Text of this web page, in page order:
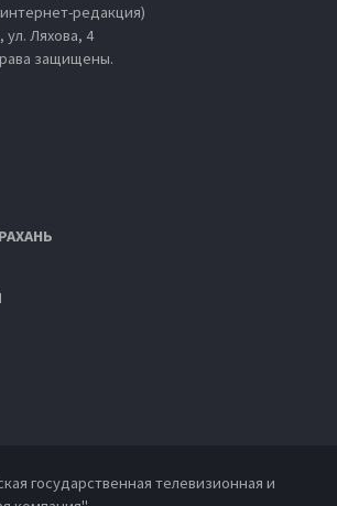
редакция)
ул. Ляхова, 4
защищены.
государственная телевизионная и